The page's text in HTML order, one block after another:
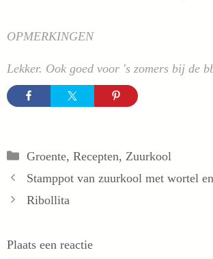
OPMERKINGEN
Lekker. Ook goed voor 's zomers bij de
Categorieën
Groente, Recepten, Zuurkool
Stamppot van zuurkool met wortel
Ribollita
Plaats een reactie